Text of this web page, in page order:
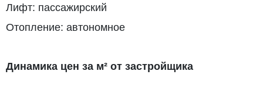
Лифт: пассажирский
Отопление: автономное
Динамика цен за м² от застройщика